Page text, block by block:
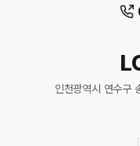
인천광역시 연수구